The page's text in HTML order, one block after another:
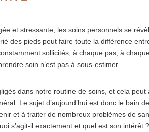
et stressante, les soins personnels se
des pieds peut faire toute la différence
sollicités, à chaque pas, à
soin n’est pas à sous-estimer.
dans notre routine de soins, et cela
Le sujet d’aujourd’hui est donc le bain
et à traiter de nombreux problèmes de
s’agit-il exactement et quel est son intérêt